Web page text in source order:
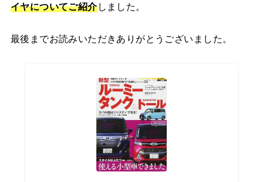
イヤについてご紹介しました。
最後までお読みいただきありがとうございました。